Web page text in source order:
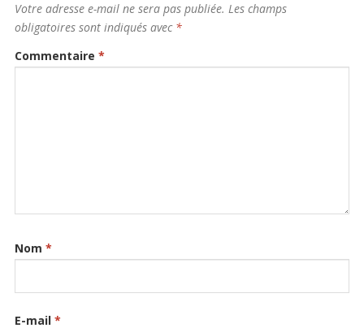
Votre adresse e-mail ne sera pas publiée. Les champs
obligatoires sont indiqués avec *
Commentaire *
Nom *
E-mail *